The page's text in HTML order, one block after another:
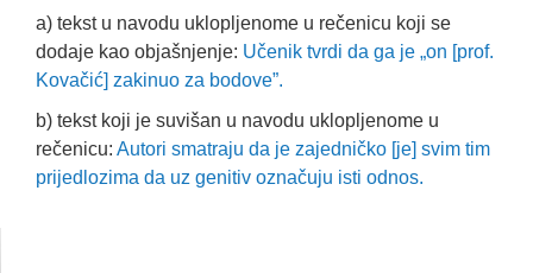
a) tekst u navodu uklopljenome u rečenicu koji se
dodaje kao objašnjenje: Učenik tvrdi da ga je „on [prof.
Kovačić] zakinuo za bodove”.
b) tekst koji je suvišan u navodu uklopljenome u
rečenicu: Autori smatraju da je zajedničko [je] svim tim
prijedlozima da uz genitiv označuju isti odnos.